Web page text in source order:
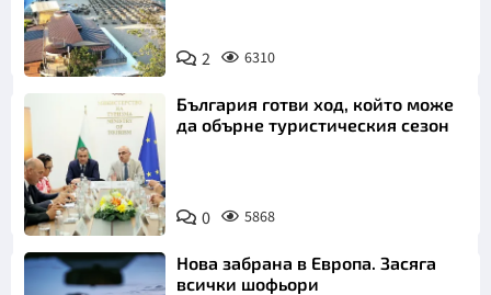
Откажи
2 6310
България готви ход, който може
да обърне туристическия сезон
0 5868
Нова забрана в Европа. Засяга
всички шофьори